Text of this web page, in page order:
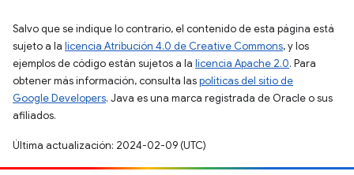
Salvo que se indique lo contrario, el contenido de esta página está
sujeto a la licencia Atribución 4.0 de Creative Commons, y los
ejemplos de código están sujetos a la licencia Apache 2.0. Para
obtener más información, consulta laspolíticas del sitio de
Google Developers. Java es una marca registrada de Oracle o sus
afiliados.
Última actualización: 2024-02-09 (UTC)